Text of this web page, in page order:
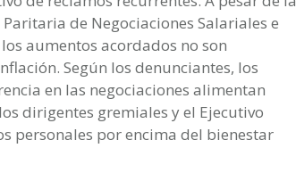
de Negociaciones Salariales e
aumentos acordados no son
Según los denunciantes, los
en las negociaciones alimentan
dirigentes gremiales y el Ejecutivo
personales por encima del bienestar